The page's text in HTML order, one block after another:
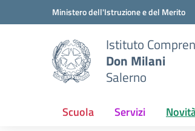
Vai ai contenuti
Vai al menu di navigazioneMinistero dell'Istruzione e del Merito
Istituto
Don Milani
Salerno
Scuola Servizi